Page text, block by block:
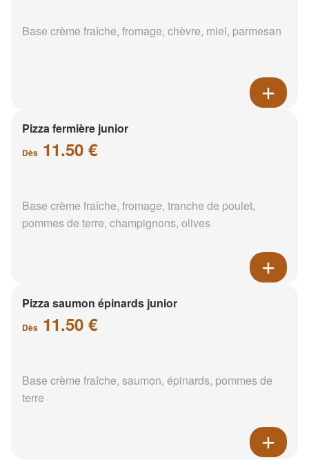
Base crème fraîche, fromage, chèvre, miel, parmesan
Pizza fermière junior
Dès 11.50 €
Base crème fraîche, fromage, tranche de poulet,
pommes de terre, champignons, olives
Pizza saumon épinards junior
Dès 11.50 €
Base crème fraîche, saumon, épinards, pommes de
terre